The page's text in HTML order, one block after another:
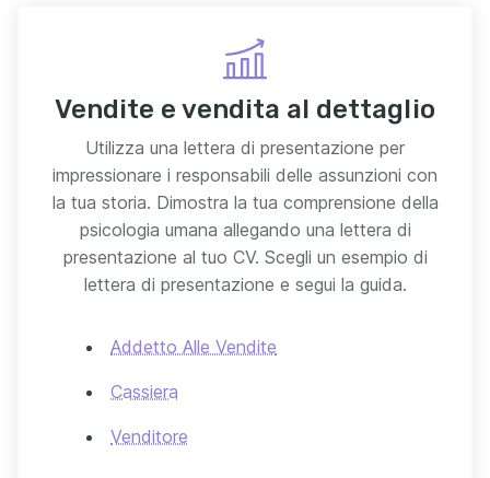
Vendite e vendita al dettaglio
Utilizza una lettera di presentazione per
impressionare i responsabili delle assunzioni con
la tua storia. Dimostra la tua comprensione della
psicologia umana allegando una lettera di
presentazione al tuo CV. Scegli un esempio di
lettera di presentazione e segui la guida.
Addetto Alle Vendite
Cassiera
Venditore